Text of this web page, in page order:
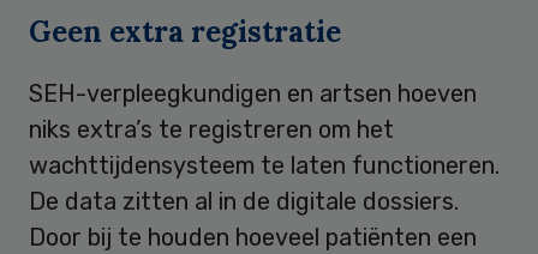
Geen extra registratie
SEH-verpleegkundigen en artsen hoeven
niks extra’s te registreren om het
wachttijdensysteem te laten functioneren.
De data zitten al in de digitale dossiers.
Door bij te houden hoeveel patiënten een